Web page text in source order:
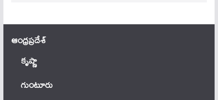
ఆంధ్ర‌ప్ర‌దేశ్
కృష్ణా
గుంటూరు